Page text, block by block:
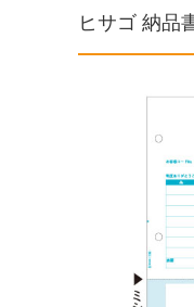
ヒサゴ 納品